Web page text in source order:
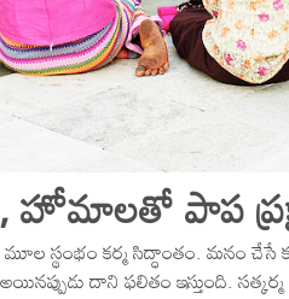
హోమాలతో పాప
స్థంభం కర్మ సిద్ధాంతం. మనం
దాని ఫలితం ఇస్తుంది.